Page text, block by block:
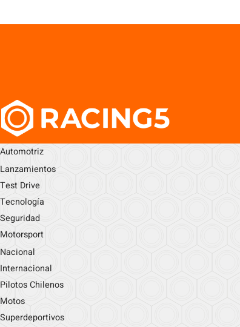
Automotriz
Lanzamientos
Test Drive
Tecnología
Seguridad
Motorsport
Nacional
Internacional
Pilotos Chilenos
Motos
Superdeportivos